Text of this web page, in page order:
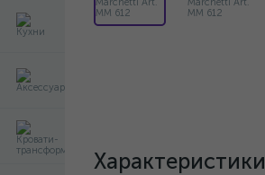
Характеристики